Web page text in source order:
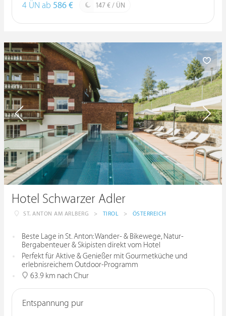
4 ÜN ab 586 € 147 € / ÜN
Hotel Schwarzer Adler
ST. ANTON AM ARLBERG > TIROL > ÖSTERREICH
Beste Lage in St. Anton: Wander- & Bikewege, Natur-
Bergabenteuer & Skipisten direkt vom Hotel
Perfekt für Aktive & Genießer mit Gourmetküche und
erlebnisreichem Outdoor-Programm
63.9 km nach Chur
Entspannung pur